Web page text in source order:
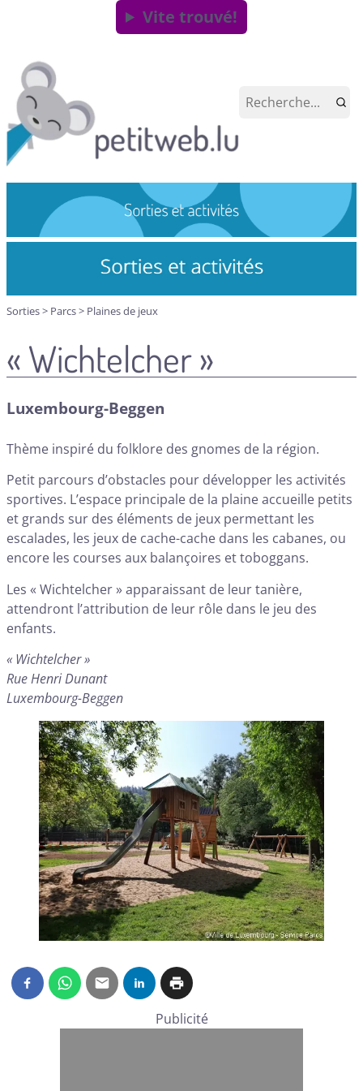
Vite trouvé!
Sorties> Parcs> Plaines de jeux
« Wichtelcher »
Luxembourg-Beggen
Thème inspiré du folklore des gnomes de la région.
Petit parcours d’obstacles pour développer les activités
sportives. L’espace principale de la plaine accueille petits
et grands sur des éléments de jeux permettant les
escalades, les jeux de cache-cache dans les cabanes, ou
encore les courses aux balançoires et toboggans.
Les « Wichtelcher » apparaissant de leur tanière,
attendront l’attribution de leur rôle dans le jeu des
enfants.
« Wichtelcher »
Rue Henri Dunant
Luxembourg-Beggen
Publicité